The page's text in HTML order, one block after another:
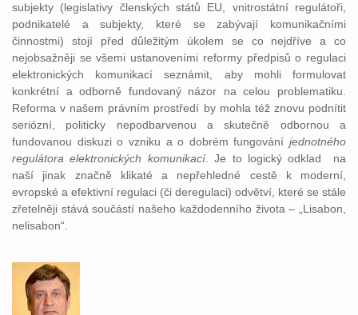
subjekty (legislativy členských států EU, vnitrostátní regulátoři,
podnikatelé a subjekty, které se zabývají komunikačními
činnostmi) stojí před důležitým úkolem se co nejdříve a co
nejobsažněji se všemi ustanoveními reformy předpisů o regulaci
elektronických komunikací seznámit, aby mohli formulovat
konkrétní a odborně fundovaný názor na celou problematiku.
Reforma v našem právním prostředí by mohla též znovu podnítit
seriózní, politicky nepodbarvenou a skutečně odbornou a
fundovanou diskuzi o vzniku a o dobrém fungování jednotného
regulátora elektronických komunikací. Je to logický odklad na
naší jinak značně klikaté a nepřehledné cestě k moderní,
evropské a efektivní regulaci (či deregulaci) odvětví, které se stále
zřetelněji stává součástí našeho každodenního života – „Lisabon,
nelisabon“.